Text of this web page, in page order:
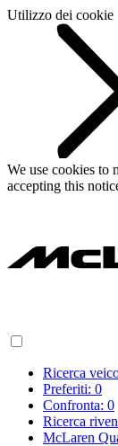
Utilizzo dei cookie
We use cookies to
accepting this
Ricerca
Preferiti: 0
Confronta: 0
Ricerca
McLaren